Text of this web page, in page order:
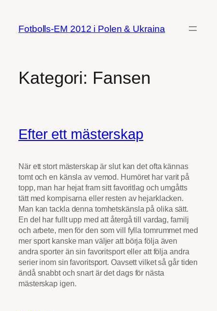
innehåll
Fotbolls-EM 2012 i Polen & Ukraina
Kategori: Fansen
Efter ett mästerskap
När ett stort mästerskap är slut kan det ofta kännas
tomt och en känsla av vemod. Humöret har varit på
topp, man har hejat fram sitt favoritlag och umgåtts
tätt med kompisarna eller resten av hejarklacken.
Man kan tackla denna tomhetskänsla på olika sätt.
En del har fullt upp med att återgå till vardag, familj
och arbete, men för den som vill fylla tomrummet med
mer sport kanske man väljer att börja följa även
andra sporter än sin favoritsport eller att följa andra
serier inom sin favoritsport. Oavsett vilket så går tiden
ändå snabbt och snart är det dags för nästa
mästerskap igen.